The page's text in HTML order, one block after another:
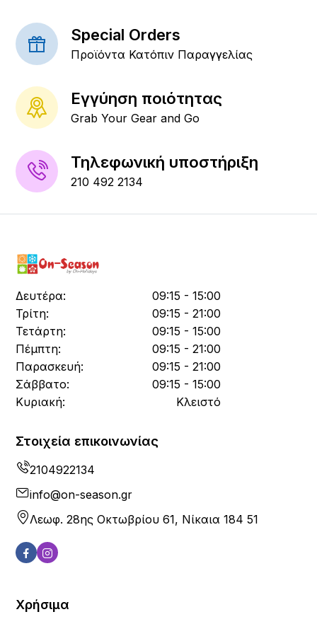
Special Orders
Προϊόντα Κατόπιν Παραγγελίας
Εγγύηση ποιότητας
Grab Your Gear and Go
Τηλεφωνική υποστήριξη
210 492 2134
Δευτέρα:
09:15 - 15:00
Τρίτη:
09:15 - 21:00
Τετάρτη:
09:15 - 15:00
Πέμπτη:
09:15 - 21:00
Παρασκευή:
09:15 - 21:00
Σάββατο:
09:15 - 15:00
Κυριακή:
Κλειστό
Στοιχεία επικοινωνίας
2104922134
info@on-season.gr
Λεωφ. 28ης Οκτωβρίου 61, Νίκαια 184 51
Χρήσιμα